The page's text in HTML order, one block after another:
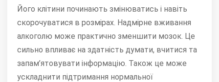
Його клітини починають змінюватись і навіть
скорочуватися в розмірах. Надмірне вживання
алкоголю може практично зменшити мозок. Це
сильно впливає на здатність думати, вчитися та
запам’ятовувати інформацію. Також це може
ускладнити підтримання нормальної